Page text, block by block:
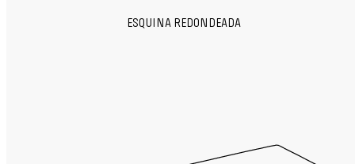
ESQUINA REDONDEADA